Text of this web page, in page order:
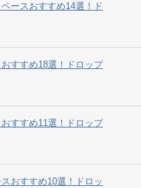
ースおすすめ14選！ド
すすめ18選！ドロップ
すすめ11選！ドロップ
おすすめ10選！ドロッ